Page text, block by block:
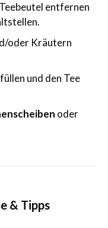
entfernen
oder Kräutern
und den Tee
oder
& Tipps